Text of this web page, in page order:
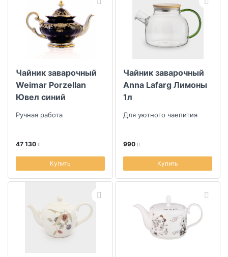
Чайник заварочный
Weimar Porzellan
Ювел синий
Ручная работа
47 130
Купить
Чайник заварочный
Anna Lafarg Лимоны
1л
Для уютного чаепития
990
Купить